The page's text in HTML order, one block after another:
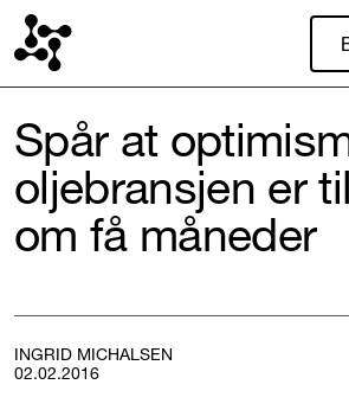
Spår at
oljebransjen er
om få måneder
INGRID MICHALSEN
02.02.2016